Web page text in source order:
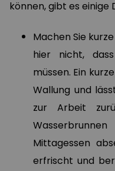
können, gibt es einige
Machen Sie
hier nicht,
müssen. Ein
Wallung und
zur Arbeit
Mittagessen
erfrischt und